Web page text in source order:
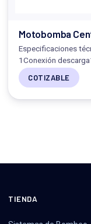
Motobomba
Especificaciones
1Conexión
COTIZABLE
TIENDA